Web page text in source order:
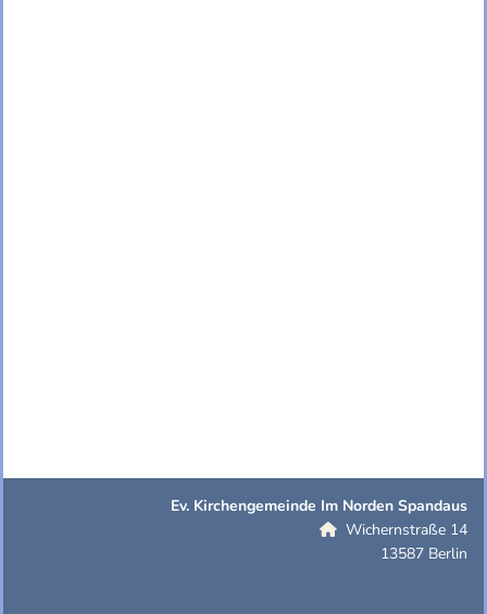
Ev. Kirchengemeinde Im Norden Spandaus
 Wichernstraße 14
13587 Berlin